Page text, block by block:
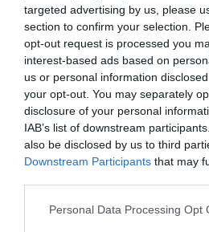
targeted advertising by us, please
section to confirm your selection.
opt-out request is processed you
interest-based ads based on
us or personal information
your opt-out. You may separately
disclosure of your personal
IAB’s list of downstream
also be disclosed by us to third
Downstream Participants that may
Please note that this website/app
Personal Data Processing Opt
ΥΓΕΙΑ
2 Το τρόφιμο που
τα οστά σε κάθε
γάλα!